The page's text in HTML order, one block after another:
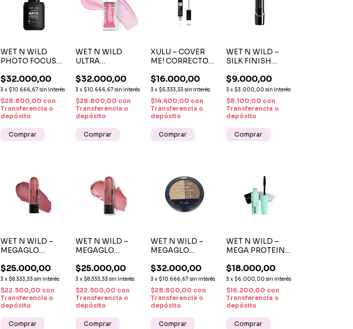
WET N WILD
PHOTO FOCUS
SETTING SPRAY X
45ML
$32.000,00
3 x $10.666,67 sin interés
$28.800,00 con
Transferencia o
depósito
WET N WILD
ULTRA
OIL ROSE
QUARTZ
$32.000,00
3 x $10.666,67 sin interés
$28.800,00 con
Transferencia o
depósito
XULU – COVER
ME! CORRECTOR
ALTA
COBERTURA
$16.000,00
3 x $5.333,33 sin interés
$14.400,00 con
Transferencia o
depósito
WET N WILD –
SILK FINISH
WINE LABIAL
CREMOSO
$9.000,00
3 x $3.000,00 sin interés
$8.100,00 con
Transferencia o
depósito
WET N WILD –
MEGAGLO
MAKEUP STICK
SAY IT AIN’T
ROSE
$25.000,00
3 x $8.333,33 sin interés
$22.500,00 con
Transferencia o
depósito
WET N WILD –
MEGAGLO
MAKEUP STICK
BLUSH DUSTY
PINK
$25.000,00
3 x $8.333,33 sin interés
$22.500,00 con
Transferencia o
depósito
WET N WILD –
MEGAGLO
PALETTE
CONTOUR 749A
$32.000,00
3 x $10.666,67 sin interés
$28.800,00 con
Transferencia o
depósito
WET N WILD –
MEGA PROTEIN
MASCARA
NEGRO INTENSO
$18.000,00
3 x $6.000,00 sin interés
$16.200,00 con
Transferencia o
depósito